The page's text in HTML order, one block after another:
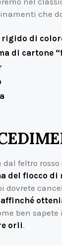
che
di
di cartone
dal feltro rosso
del fiocco
dovrete
ben sapete
orli.